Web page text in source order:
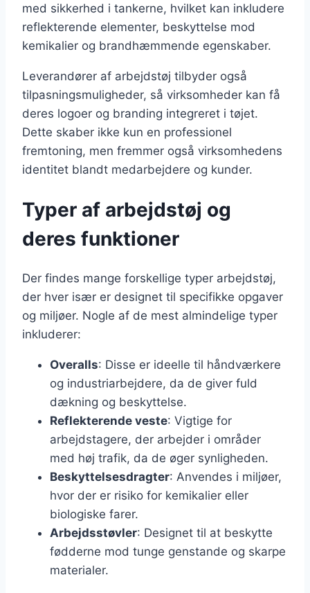
med sikkerhed i tankerne, hvilket kan inkludere
reflekterende elementer, beskyttelse mod
kemikalier og brandhæmmende egenskaber.
Leverandører af arbejdstøj tilbyder også
tilpasningsmuligheder, så virksomheder kan få
deres logoer og branding integreret i tøjet.
Dette skaber ikke kun en professionel
fremtoning, men fremmer også virksomhedens
identitet blandt medarbejdere og kunder.
Typer af arbejdstøj og
deres funktioner
Der findes mange forskellige typer arbejdstøj,
der hver især er designet til specifikke opgaver
og miljøer. Nogle af de mest almindelige typer
inkluderer:
Overalls: Disse er ideelle til håndværkere
og industriarbejdere, da de giver fuld
dækning og beskyttelse.
Reflekterende veste: Vigtige for
arbejdstagere, der arbejder i områder
med høj trafik, da de øger synligheden.
Beskyttelsesdragter: Anvendes i miljøer,
hvor der er risiko for kemikalier eller
biologiske farer.
Arbejdsstøvler: Designet til at beskytte
fødderne mod tunge genstande og skarpe
materialer.